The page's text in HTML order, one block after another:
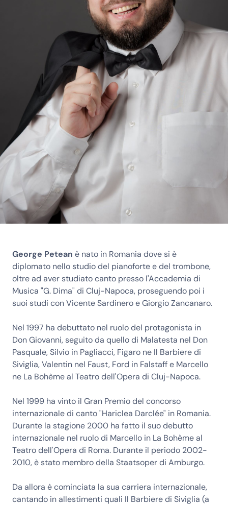
George Petean è nato in Romania dove si è
diplomato nello studio del pianoforte e del trombone,
oltre ad aver studiato canto presso l'Accademia di
Musica "G. Dima" di Cluj-Napoca, proseguendo poi i
suoi studi con Vicente Sardinero e Giorgio Zancanaro.
Nel 1997 ha debuttato nel ruolo del protagonista in
Don Giovanni, seguito da quello di Malatesta nel Don
Pasquale, Silvio in Pagliacci, Figaro ne Il Barbiere di
Siviglia, Valentin nel Faust, Ford in Falstaff e Marcello
ne La Bohème al Teatro dell'Opera di Cluj-Napoca.
Nel 1999 ha vinto il Gran Premio del concorso
internazionale di canto "Hariclea Darclée" in Romania.
Durante la stagione 2000 ha fatto il suo debutto
internazionale nel ruolo di Marcello in La Bohème al
Teatro dell'Opera di Roma. Durante il periodo 2002-
2010, è stato membro della Staatsoper di Amburgo.
Da allora è cominciata la sua carriera internazionale,
cantando in allestimenti quali Il Barbiere di Siviglia (a